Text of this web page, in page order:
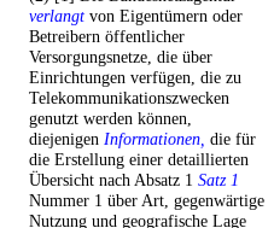
verlangt von Eigentümern oder
Betreibern öffentlicher
Versorgungsnetze, die über
Einrichtungen verfügen, die zu
Telekommunikationszwecken
genutzt werden können,
diejenigen Informationen, die für
die Erstellung einer detaillierten
Übersicht nach Absatz 1 Satz 1
Nummer 1 über Art, gegenwärtige
Nutzung und geografische Lage